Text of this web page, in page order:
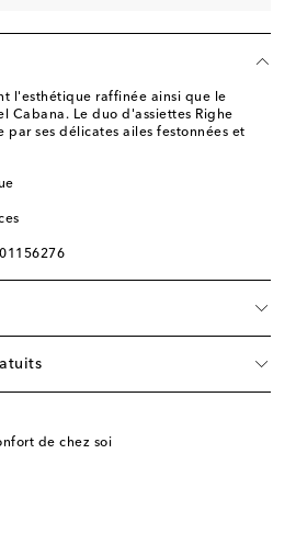
l'esthétique raffinée ainsi que le
Cabana. Le duo d'assiettes Righe
par ses délicates ailes festonnées et
de chez soi